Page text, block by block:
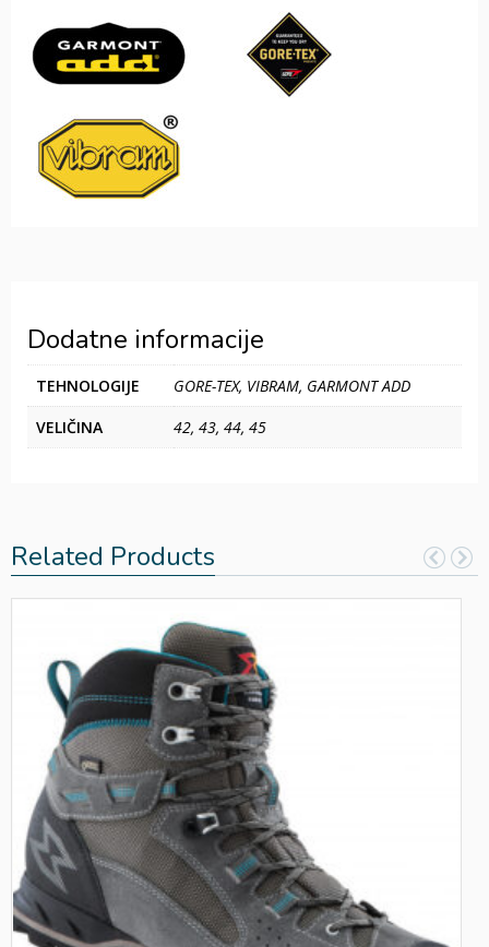
Dodatne informacije
TEHNOLOGIJE
GORE-TEX, VIBRAM, GARMONT ADD
VELIČINA
42, 43, 44, 45
Related Products